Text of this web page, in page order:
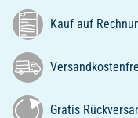
Kauf auf
Gratis